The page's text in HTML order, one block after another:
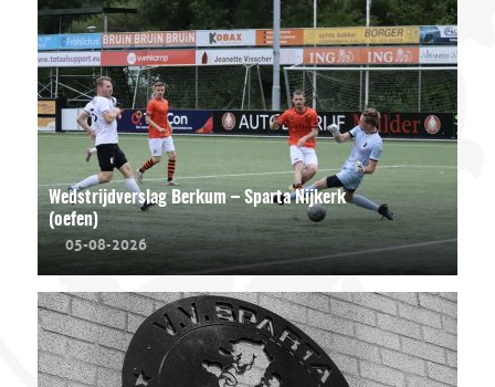
Wedstrijdverslag Berkum – Sparta Nijkerk
(oefen)
05-08-2026